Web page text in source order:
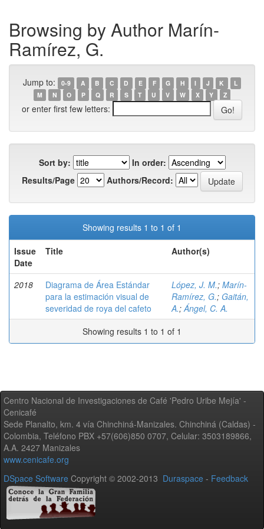
Browsing by Author Marín-
Ramírez, G.
Jump to: 0-9 A B C D E F G H I J K
L
M
N O P Q R S T U V W X Y Z
or enter first few letters:
Sort by:
In order:
Results/Page
Authors/Record:
Showing results 1 to 1 of 1
Issue
Date
Title Author(s)
2018
Diagrama de Área Estándar
para la estimación visual de
severidad de roya del cafeto
López, J. M.; Marín-
Ramírez, G.; Gaitán,
A.;Ángel, C. A.
Showing results 1 to 1 of 1
Centro Nacional de Investigaciones de Café 'Pedro Uribe Mejía' -
Cenicafé
Sede Planalto, km. 4 vía Chinchiná-Manizales. Chinchiná (Caldas) -
Colombia, Teléfono PBX +57(606)850 0707, Celular: 3503189866,
A.A. 2427 Manizales
www.cenicafe.org
DSpace Software Copyright © 2002-2013 Duraspace - Feedback